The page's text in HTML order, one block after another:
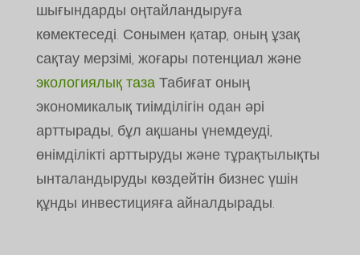
шығындарды оңтайландыруға
көмектеседі. Сонымен қатар, оның ұзақ
сақтау мерзімі, жоғары потенциал және
экологиялық тазаТабиғат оның
экономикалық тиімділігін одан әрі
арттырады, бұл ақшаны үнемдеуді,
өнімділікті арттыруды және тұрақтылықты
ынталандыруды көздейтін бизнес үшін
құнды инвестицияға айналдырады.